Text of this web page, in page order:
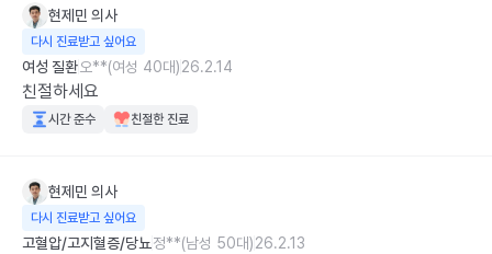
현제민 의사
다시 진료받고 싶어요
여성 질환오**(여성 40대)26.2.14
친절하세요
시간 준수 친절한 진료
현제민 의사
다시 진료받고 싶어요
고혈압/고지혈증/당뇨정**(남성 50대)26.2.13